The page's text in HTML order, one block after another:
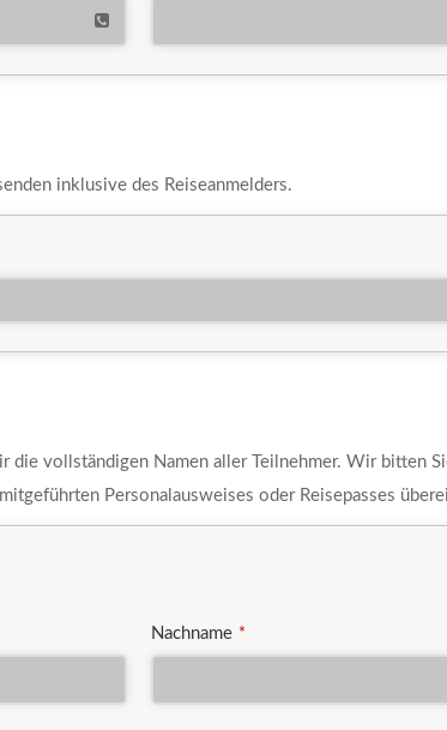
inklusive des Reiseanmelders.
vollständigen Namen aller Teilnehmer. Wir bitten
Personalausweises oder Reisepasses
Nachname *